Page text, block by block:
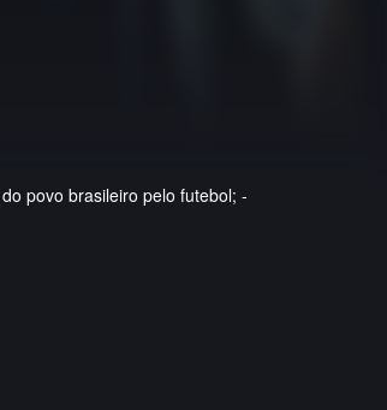
povo brasileiro pelo futebol; -